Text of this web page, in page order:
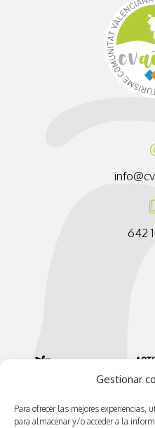
Gestionar
Para ofrecer las mejores
para almacenar y/o acceder a la
642